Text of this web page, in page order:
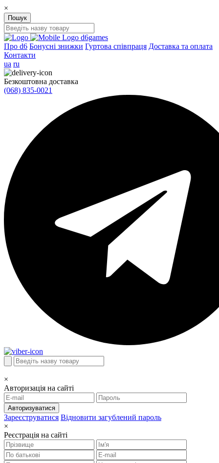
×
Пошук
d6games
Про d6 Бонусні знижки Гуртова співпраця Доставка та оплата
Контакти
ua ru
Безкоштовна доставка
(068) 835-0021
×
Авторизація на сайті
Авторизуватися
Зареєструватися Відновити загублений пароль
×
Реєстрація на сайті